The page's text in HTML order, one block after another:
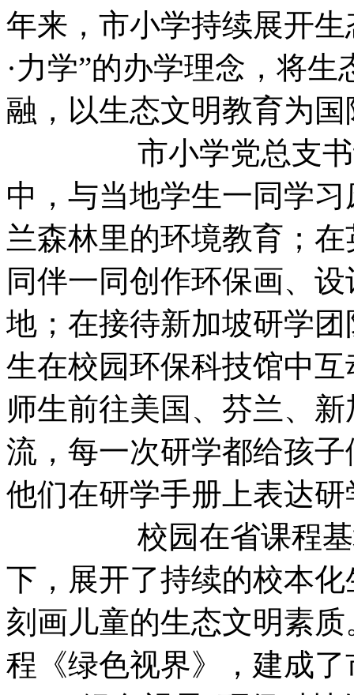
年来，市小学持续展开
·力学”的办学理念，将
融，以生态文明教育为
市小学党总支书记
中，与当地学生一同学
兰森林里的环境教育；
同伴一同创作环保画、
地；在接待新加坡研学
生在校园环保科技馆中
师生前往美国、芬兰、
流，每一次研学都给孩
他们在研学手册上表达
校园在省课程基地
下，展开了持续的校本
刻画儿童的生态文明素
程《绿色视界》，建成